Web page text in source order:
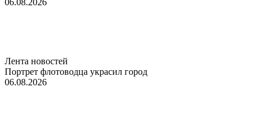
Лента новостей
Портрет флотоводца украсил город
06.08.2026